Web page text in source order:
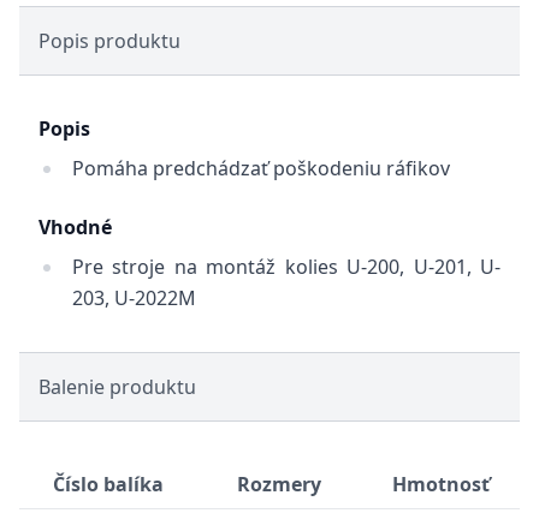
Popis produktu
Popis
Pomáha predchádzať poškodeniu ráfikov
Vhodné
Pre stroje na montáž kolies U-200, U-201, U-
203, U-2022M
Balenie produktu
Číslo balíka Rozmery
Hmotnosť